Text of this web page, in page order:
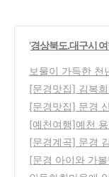
'경상북도.대구시
보물이 가득한 천
윤장대, 교지, 대
[문경맛집] 김복
[문경맛집] 문경
[예천여행]예천
[문경계곡] 문경
원한 물놀이 하고
[문경 아이와 가
가은촬영장